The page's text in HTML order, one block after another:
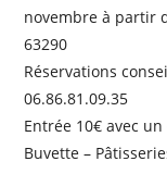
novembre à partir
63290
Réservations
06.86.81.09.35
Entrée 10€ avec
Buvette –